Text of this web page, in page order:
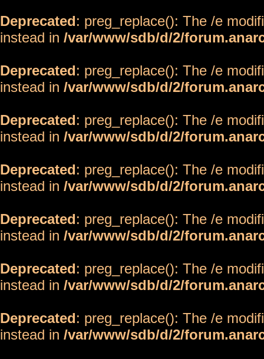
Deprecated: preg_replace(): The /e
instead in /var/www/sdb/d/2/
Deprecated: preg_replace(): The /e
instead in /var/www/sdb/d/2/
Deprecated: preg_replace(): The /e
instead in /var/www/sdb/d/2/
Deprecated: preg_replace(): The /e
instead in /var/www/sdb/d/2/
Deprecated: preg_replace(): The /e
instead in /var/www/sdb/d/2/
Deprecated: preg_replace(): The /e
instead in /var/www/sdb/d/2/
Deprecated: preg_replace(): The /e
instead in /var/www/sdb/d/2/